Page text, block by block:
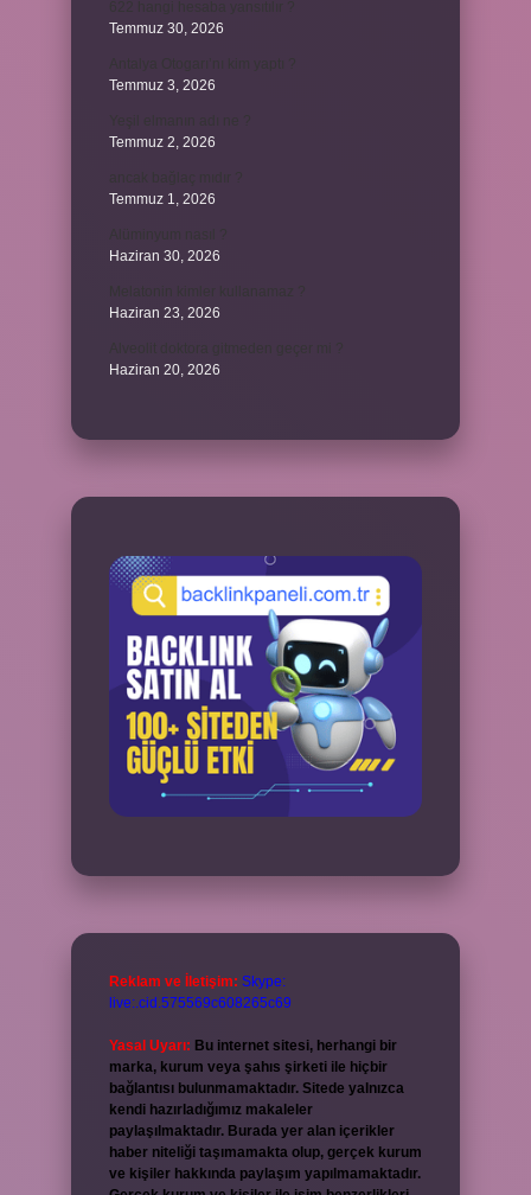
Temmuz 30, 2026
Temmuz 3, 2026
Temmuz 2, 2026
Temmuz 1, 2026
Haziran 30, 2026
Haziran 23, 2026
Haziran 20, 2026
Reklam ve İletişim: Skype:
live:.cid.575569c608265c69
Yasal Uyarı: Bu internet sitesi, herhangi bir
marka, kurum veya şahıs şirketi ile hiçbir
bağlantısı bulunmamaktadır. Sitede yalnızca
kendi hazırladığımız makaleler
paylaşılmaktadır. Burada yer alan içerikler
haber niteliği taşımamakta olup, gerçek kurum
ve kişiler hakkında paylaşım yapılmamaktadır.